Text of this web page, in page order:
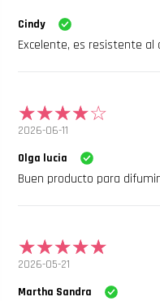
Cindy
Excelente, es resistente al
2026-06-11
Olga lucia
Buen producto para
2026-05-21
Martha Sandra